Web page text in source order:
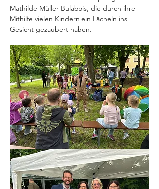
Mathilde Müller-Bulabois, die durch ihre
Mithilfe vielen Kindern ein Lächeln ins
Gesicht gezaubert haben.